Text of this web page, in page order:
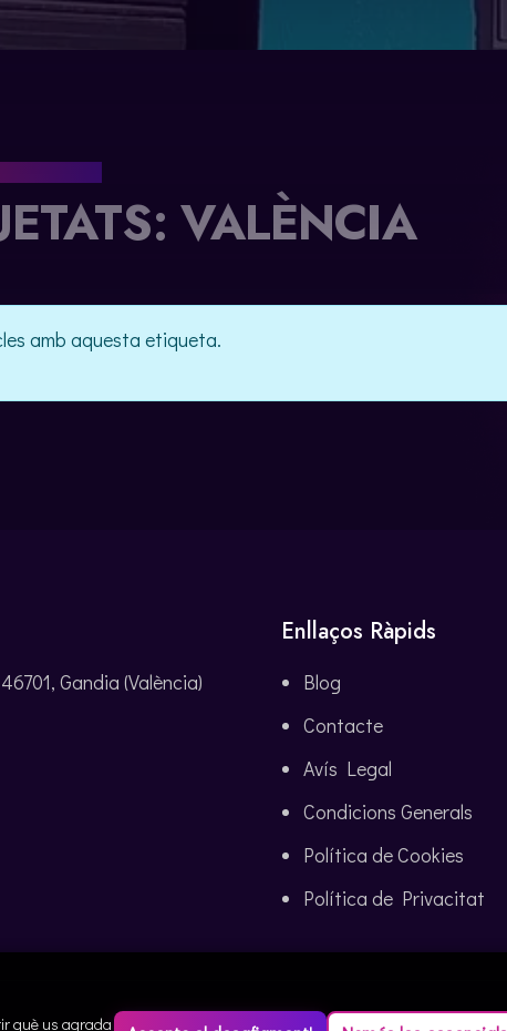
VALÈNCIA
amb aquesta etiqueta.
Gandia (València)
Enllaços Ràpids
Blog
Contacte
Avís Legal
Condicions Generals
Política de Cookies
Política de Privacitat
què us agrada